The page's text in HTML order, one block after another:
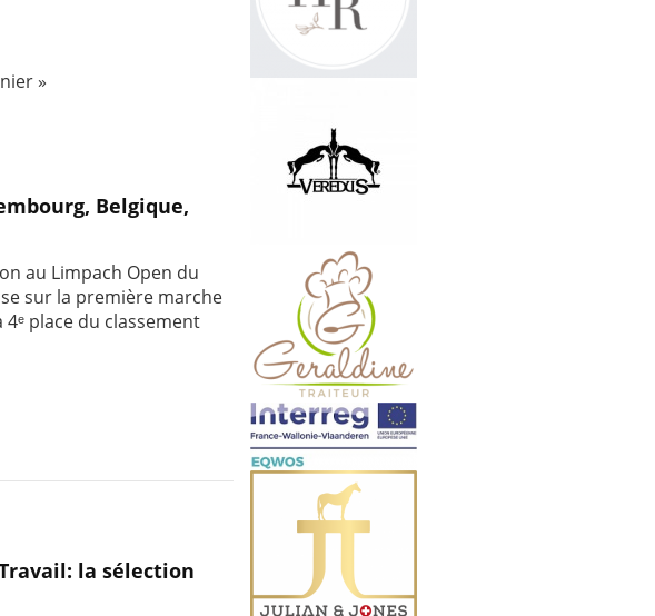
»
Belgique,
au Limpach Open du
sur la première marche
place du classement
la sélection